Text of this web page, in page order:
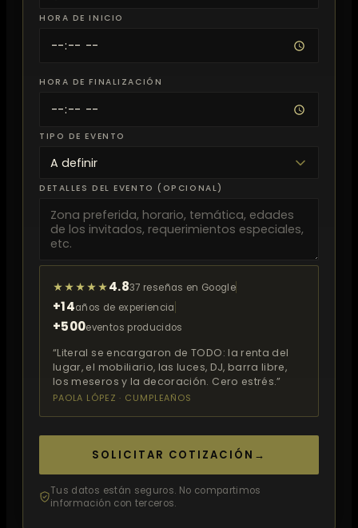
HORA DE INICIO
HORA DE FINALIZACIÓN
TIPO DE EVENTO
DETALLES DEL EVENTO (OPCIONAL)
★★★★★4.837 reseñas en Google
+14años de experiencia
+500eventos producidos
“Literal se encargaron de TODO: la renta del
lugar, el mobiliario, las luces, DJ, barra libre,
los meseros y la decoración. Cero estrés.”
PAOLA LÓPEZ · CUMPLEAÑOS
SOLICITAR COTIZACIÓN →
Tus datos están seguros. No compartimos
información con terceros.